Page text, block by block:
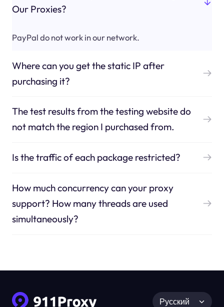
Our Proxies?
PayPal do not work in our network.
Where can you get the static IP after
purchasing it?
The test results from the testing website do
not match the region I purchased from.
Is the traffic of each package restricted?
How much concurrency can your proxy
support? How many threads are used
simultaneously?
Русский